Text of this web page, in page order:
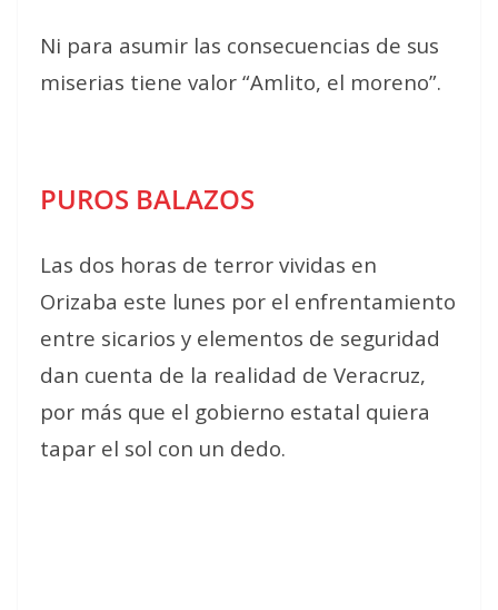
Ni para asumir las consecuencias de sus
miserias tiene valor “Amlito, el moreno”.
PUROS BALAZOS
Las dos horas de terror vividas en
Orizaba este lunes por el enfrentamiento
entre sicarios y elementos de seguridad
dan cuenta de la realidad de Veracruz,
por más que el gobierno estatal quiera
tapar el sol con un dedo.